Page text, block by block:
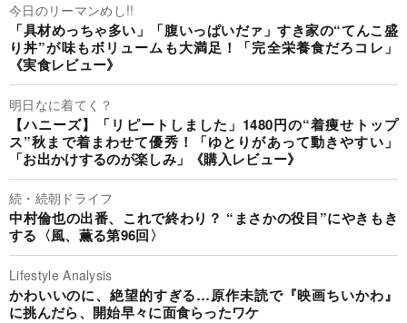
今日のリーマンめし!!
「具材めっちゃ多い」「腹いっぱいだァ」すき家の“てんこ盛
り丼”が味もボリュームも大満足！「完全栄養食だろコレ」
《実食レビュー》
明日なに着てく？
【ハニーズ】「リピートしました」1480円の“着痩せトップ
ス”秋まで着まわせて優秀！「ゆとりがあって動きやすい」
「お出かけするのが楽しみ」《購入レビュー》
続・続朝ドライフ
中村倫也の出番、これで終わり？ “まさかの役目”にやきもき
する〈風、薫る第96回〉
Lifestyle Analysis
かわいいのに、絶望的すぎる…原作未読で『映画ちいかわ』
に挑んだら、開始早々に面食らったワケ